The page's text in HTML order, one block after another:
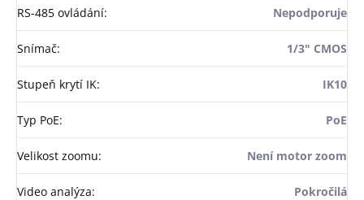
RS-485 ovládání: Nepodporuje
Snímač: 1/3" CMOS
Stupeň krytí IK: IK10
Typ PoE: PoE
Velikost zoomu: Není motor zoom
Video analýza: Pokročilá